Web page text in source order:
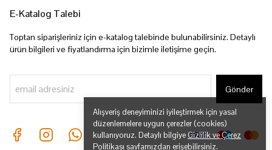
Alışveriş deneyiminizi iyileştirmek için yasal
düzenlemelere uygun çerezler (cookies)
kullanıyoruz. Detaylı bilgiye Gizlilik ve Çerez
Politikası sayfamızdan erişebilirsiniz.
E-Katalog Talebi
Toptan siparişleriniz için e-katalog talebinde bulunabilirsiniz. Detaylı
ürün bilgileri ve fiyatlandırma için bizimle iletişime geçin.
Gönder